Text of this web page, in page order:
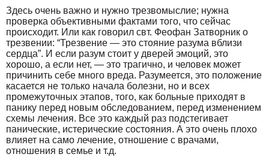
Здесь очень важно и нужно трезвомыслие; нужна
проверка объективными фактами того, что сейчас
происходит. Или как говорил свт. Феофан Затворник о
трезвении: “Трезвение — это стояние разума вблизи
сердца”. И если разум стоит у дверей эмоций, это
хорошо, а если нет, — это трагично, и человек может
причинить себе много вреда. Разумеется, это положение
касается не только начала болезни, но и всех
промежуточных этапов, того, как больные приходят в
панику перед новым обследованием, перед изменением
схемы лечения. Все это каждый раз подстегивает
панические, истерические состояния. А это очень плохо
влияет на само лечение, отношение с врачами,
отношения в семье и т.д.